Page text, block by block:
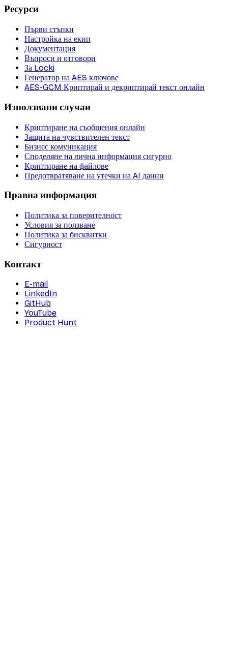
Ресурси
Първи стъпки
Настройка на екип
Документация
Въпроси и отговори
За Locki
Генератор на AES ключове
AES-GCM Криптирай и декриптирай текст онлайн
Използвани случаи
Криптиране на съобщения онлайн
Защита на чувствителен текст
Бизнес комуникация
Споделяне на лична информация сигурно
Криптиране на файлове
Предотвратяване на утечки на AI данни
Правна информация
Политика за поверителност
Условия за ползване
Политика за бисквитки
Сигурност
Контакт
E-mail
LinkedIn
GitHub
YouTube
Product Hunt